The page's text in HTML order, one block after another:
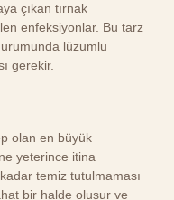
çıkan tırnak
enfeksiyonlar. Bu tarz
lüzumlu
gerekir.
olan en büyük
yeterince itina
temiz tutulmaması
bir halde oluşur ve